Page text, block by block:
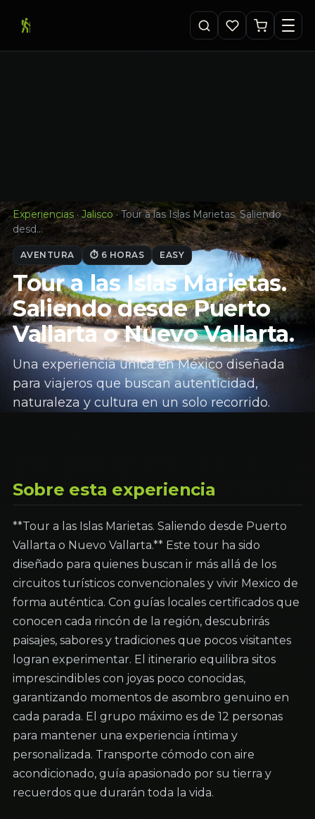
Experiencias · Jalisco · Tour a las Islas Marietas. Saliendo
desd…
AVENTURA ⏱ 6 HORAS EASY
Tour a las Islas Marietas.
Saliendo desde Puerto
Vallarta o Nuevo Vallarta.
Una experiencia única en México diseñada
para viajeros que buscan autenticidad,
naturaleza y cultura en un solo recorrido.
Sobre esta experiencia
**Tour a las Islas Marietas. Saliendo desde Puerto
Vallarta o Nuevo Vallarta.** Este tour ha sido
diseñado para quienes buscan ir más allá de los
circuitos turísticos convencionales y vivir Mexico de
forma auténtica. Con guías locales certificados que
conocen cada rincón de la región, descubrirás
paisajes, sabores y tradiciones que pocos visitantes
logran experimentar. El itinerario equilibra sitos
imprescindibles con joyas poco conocidas,
garantizando momentos de asombro genuino en
cada parada. El grupo máximo es de 12 personas
para mantener una experiencia íntima y
personalizada. Transporte cómodo con aire
acondicionado, guía apasionado por su tierra y
recuerdos que durarán toda la vida.